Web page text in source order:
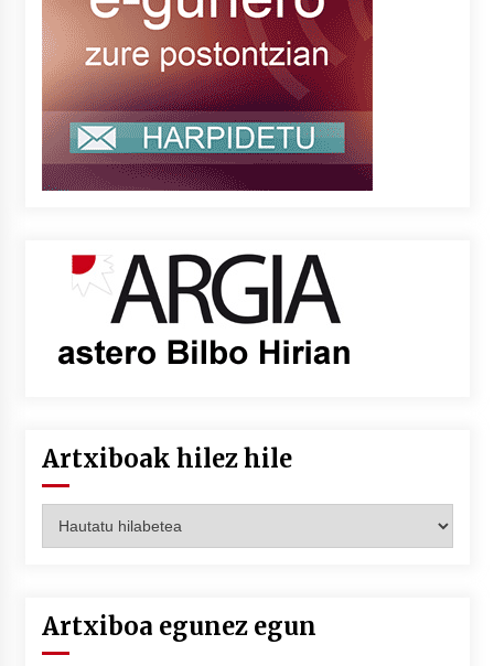
Artxiboak hilez hile
hilez
Artxiboa egunez egun